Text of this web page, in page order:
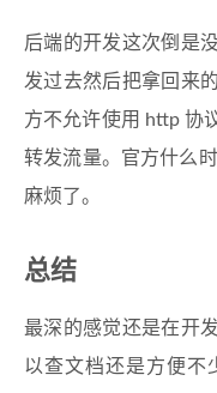
后端的开发这次倒是
发过去然后把拿回来
方不允许使用 http 协
转发流量。官方什么
麻烦了。
总结
最深的感觉还是在开
以查文档还是方便不